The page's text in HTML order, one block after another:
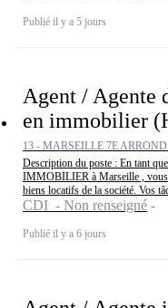
Publié il y a 5 jours
Agent / Agente
en immobilier
13 - MARSEILLE 7E
Description du poste : En tant
IMMOBILIER à Marseille , vous
biens locatifs de la société. Vos
CDI - Non renseigné
Publié il y a 6 jours